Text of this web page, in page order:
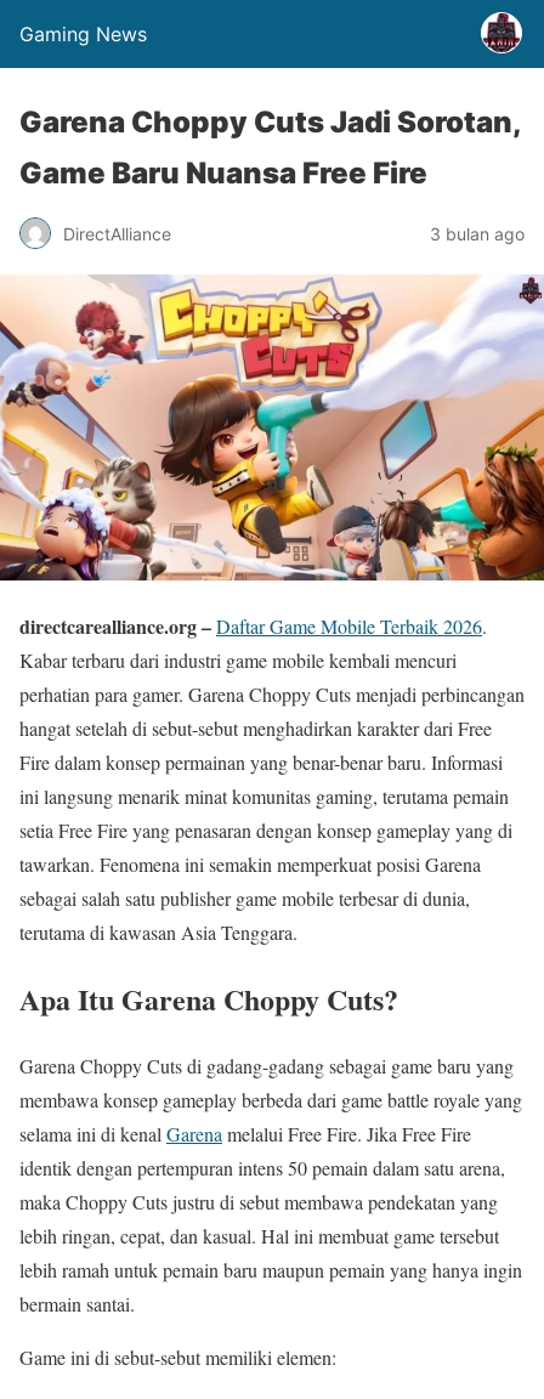
Gaming News
Garena Choppy Cuts Jadi Sorotan,
Game Baru Nuansa Free Fire
DirectAlliance 3 bulan ago
directcarealliance.org –Daftar Game Mobile Terbaik 2026.
Kabar terbaru dari industri game mobile kembali mencuri
perhatian para gamer. Garena Choppy Cuts menjadi perbincangan
hangat setelah di sebut-sebut menghadirkan karakter dari Free
Fire dalam konsep permainan yang benar-benar baru. Informasi
ini langsung menarik minat komunitas gaming, terutama pemain
setia Free Fire yang penasaran dengan konsep gameplay yang di
tawarkan. Fenomena ini semakin memperkuat posisi Garena
sebagai salah satu publisher game mobile terbesar di dunia,
terutama di kawasan Asia Tenggara.
Apa Itu Garena Choppy Cuts?
Garena Choppy Cuts di gadang-gadang sebagai game baru yang
membawa konsep gameplay berbeda dari game battle royale yang
selama ini di kenal Garena melalui Free Fire. Jika Free Fire
identik dengan pertempuran intens 50 pemain dalam satu arena,
maka Choppy Cuts justru di sebut membawa pendekatan yang
lebih ringan, cepat, dan kasual. Hal ini membuat game tersebut
lebih ramah untuk pemain baru maupun pemain yang hanya ingin
bermain santai.
Game ini di sebut-sebut memiliki elemen: